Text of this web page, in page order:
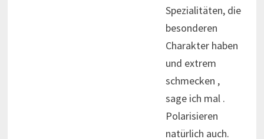
Spezialitäten, die
besonderen
Charakter haben
und extrem
schmecken ,
sage ich mal .
Polarisieren
natürlich auch.